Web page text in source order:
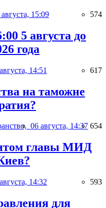
15:09 574
5 августа до
года
14:51 617
на таможне
06 августа, 14:37 654
главы МИД
14:32 593
для